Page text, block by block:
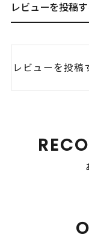
レビューを投稿
レビューを投稿